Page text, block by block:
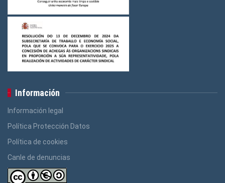
Información
Información legal
Política Protección Datos
Política de cookies
Canle de denuncias